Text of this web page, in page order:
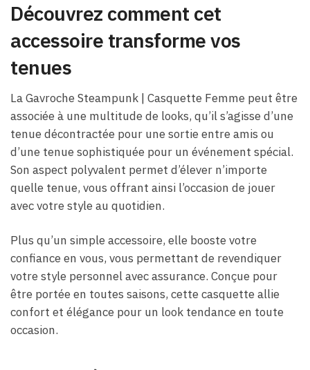
Découvrez comment cet
accessoire transforme vos
tenues
La Gavroche Steampunk | Casquette Femme peut être
associée à une multitude de looks, qu’il s’agisse d’une
tenue décontractée pour une sortie entre amis ou
d’une tenue sophistiquée pour un événement spécial.
Son aspect polyvalent permet d’élever n’importe
quelle tenue, vous offrant ainsi l’occasion de jouer
avec votre style au quotidien.
Plus qu’un simple accessoire, elle booste votre
confiance en vous, vous permettant de revendiquer
votre style personnel avec assurance. Conçue pour
être portée en toutes saisons, cette casquette allie
confort et élégance pour un look tendance en toute
occasion.